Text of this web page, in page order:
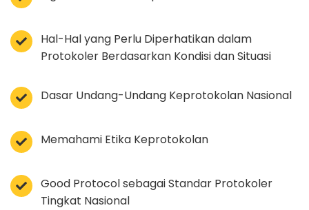
Hal-Hal yang Perlu Diperhatikan dalam
Protokoler Berdasarkan Kondisi dan Situasi
Dasar Undang-Undang Keprotokolan Nasional
Memahami Etika Keprotokolan
Good Protocol sebagai Standar Protokoler
Tingkat Nasional